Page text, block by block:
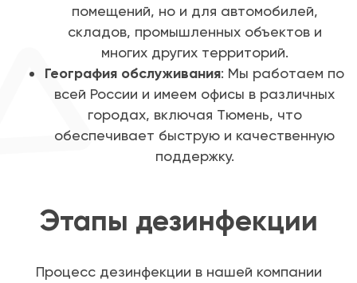
помещений, но и для автомобилей,
складов, промышленных объектов и
многих других территорий.
География обслуживания: Мы работаем по
всей России и имеем офисы в различных
городах, включая Тюмень, что
обеспечивает быструю и качественную
поддержку.
Этапы дезинфекции
Процесс дезинфекции в нашей компании